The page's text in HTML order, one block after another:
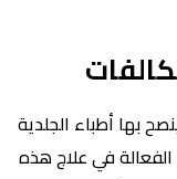
بها أطباء الجلدية
في علاج هذه